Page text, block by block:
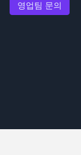
영업팀 문의